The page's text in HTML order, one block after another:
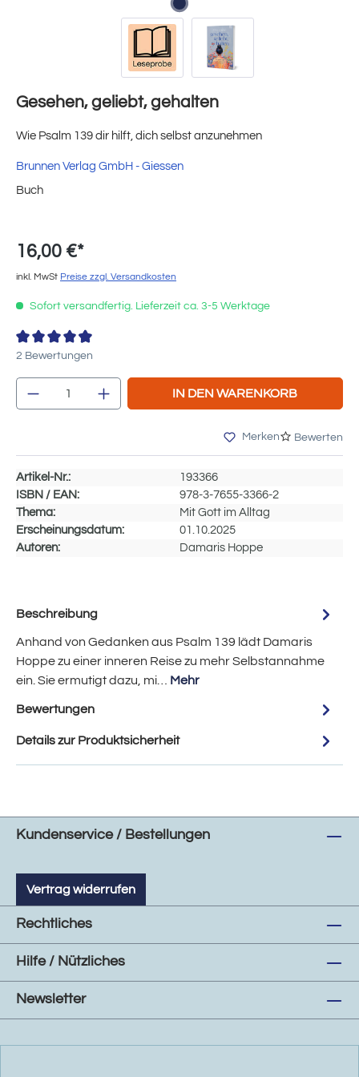
Gesehen, geliebt, gehalten
Wie Psalm 139 dir hilft, dich selbst anzunehmen
Brunnen Verlag GmbH - Giessen
Buch
16,00 €*
inkl. MwSt Preise zzgl. Versandkosten
Sofort versandfertig. Lieferzeit ca. 3-5 Werktage
Durchschnittliche Bewertung von 4.5 von 5 Sternen
2 Bewertungen
Produkt Anzahl: Gib den gewünschten
IN DEN WARENKORB
Merken Bewerten
Artikel-Nr.:
193366
ISBN / EAN:
978-3-7655-3366-2
Thema:
Mit Gott im Alltag
Erscheinungsdatum:
01.10.2025
Autoren:
Damaris Hoppe
Beschreibung
Anhand von Gedanken aus Psalm 139 lädt Damaris
Hoppe zu einer inneren Reise zu mehr Selbstannahme
ein. Sie ermutigt dazu, mi… Mehr
Bewertungen
Details zur Produktsicherheit
Kundenservice / Bestellungen
Vertrag widerrufen
Rechtliches
Hilfe / Nützliches
Newsletter